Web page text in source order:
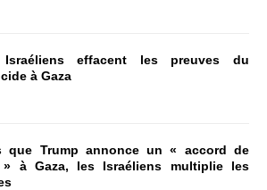
effacent les preuves du
à Gaza
que Trump annonce un « accord de
» à Gaza, les Israéliens multiplie les